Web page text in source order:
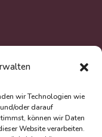
wir Technologien wie
oder darauf
können wir Daten
Website verarbeiten.